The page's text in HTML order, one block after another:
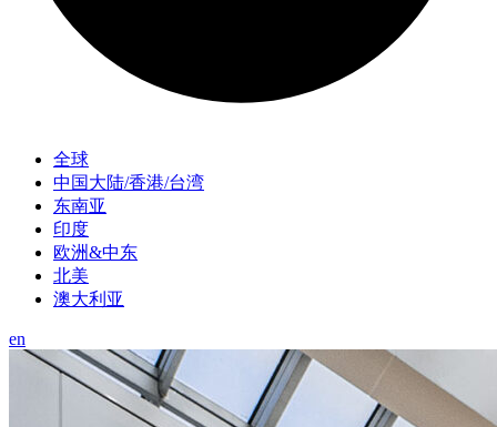
全球
中国大陆/香港/台湾
东南亚
印度
欧洲&中东
北美
澳大利亚
en